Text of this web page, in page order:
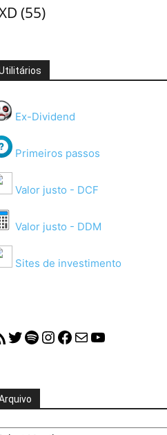
(55)
Ex-Dividend
Primeiros passos
Valor justo - DCF
Valor justo - DDM
Sites de investimento
Feed
Twitter
Spotify
Instagram
Facebook
MailYouTube